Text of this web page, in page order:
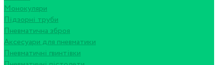
Монокуляри
Підзорні труби
Пневматична зброя
Аксесуари для пневматики
Пневматичні гвинтівки